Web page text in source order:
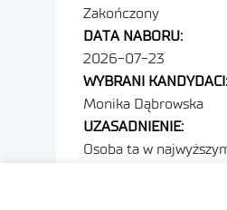
Zakończony
DATA NABORU:
2026-07-23
WYBRANI KANDYDACI:
Monika Dąbrowska
UZASADNIENIE:
Osoba ta w